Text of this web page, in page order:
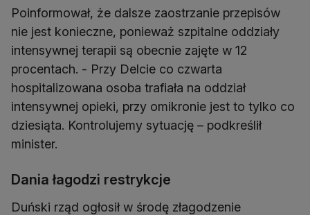
Poinformował, że dalsze zaostrzanie przepisów
nie jest konieczne, ponieważ szpitalne oddziały
intensywnej terapii są obecnie zajęte w 12
procentach. - Przy Delcie co czwarta
hospitalizowana osoba trafiała na oddział
intensywnej opieki, przy omikronie jest to tylko co
dziesiąta. Kontrolujemy sytuację – podkreślił
minister.
Dania łagodzi restrykcje
Duński rząd ogłosił w środę złagodzenie